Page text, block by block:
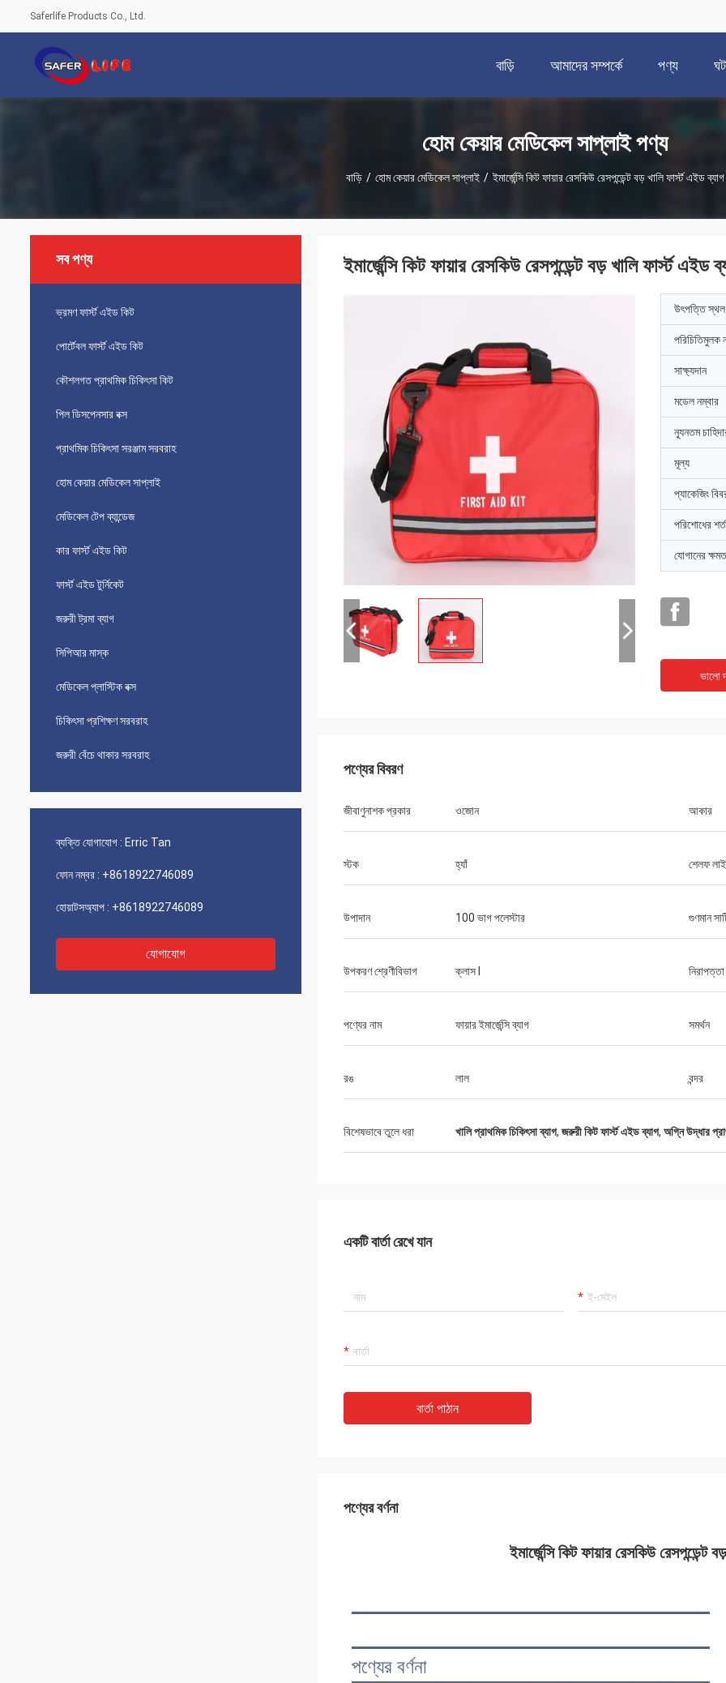
Saferlife Products Co., Ltd.
বাড়ি আমাদের সম্পর্কে পণ্য
হোম কেয়ার মেডিকেল সাপ্লাই পণ্য
বাড়ি / হোম কেয়ার মেডিকেল সাপ্লাই / ইমার্জেন্সি কিট ফায়ার রেসকিউ রেসপন্ডেন্ট বড় খালি ফার্স্ট এইড
সব পণ্য
ভ্রমণ ফার্স্ট এইড কিট
পোর্টেবল ফার্স্ট এইড কিট
কৌশলগত প্রাথমিক চিকিৎসা কিট
পিল ডিসপেনসার বক্স
প্রাথমিক চিকিৎসা সরঞ্জাম সরবরাহ
হোম কেয়ার মেডিকেল সাপ্লাই
মেডিকেল টেপ ব্যান্ডেজ
কার ফার্স্ট এইড কিট
ফার্স্ট এইড টুর্নিকেট
জরুরী ট্রমা ব্যাগ
সিপিআর মাস্ক
মেডিকেল প্লাস্টিক বক্স
চিকিৎসা প্রশিক্ষণ সরবরাহ
জরুরী বেঁচে থাকার সরবরাহ
ব্যক্তি যোগাযোগ : Erric Tan
ফোন নম্বর : +8618922746089
হোয়াটসঅ্যাপ : +8618922746089
যোগাযোগ
ইমার্জেন্সি কিট ফায়ার রেসকিউ রেসপন্ডেন্ট বড় খালি ফার্স্ট এইড
উৎপত্তি স্থল
পরিচিতিমুলক
সাক্ষ্যদান
মডেল নম্বার
ন্যূনতম
মূল্য
প্যাকেজিং
পরিশোধের শর্ত
যোগানের
ভালো
পণ্যের বিবরণ
জীবাণুনাশক প্রকার ওজোন আকার
স্টক হ্যাঁ শেলফ
উপাদান 100 ভাগ পলেস্টার গুণমান
উপকরণ শ্রেণীবিভাগ ক্লাস I নিরাপত্তা
পণ্যের নাম ফায়ার ইমার্জেন্সি ব্যাগ সমর্থন
রঙ লাল বন্দর
বিশেষভাবে তুলে ধরা খালি প্রাথমিক চিকিৎসা ব্যাগ, জরুরী কিট ফার্স্ট এইড ব্যাগ, অগ্নি উদ্ধার
একটি বার্তা রেখে যান
বার্তা পাঠান
পণ্যের বর্ণনা
ইমার্জেন্সি কিট ফায়ার রেসকিউ রেসপন্ডেন্ট
পণ্যের বর্ণনা